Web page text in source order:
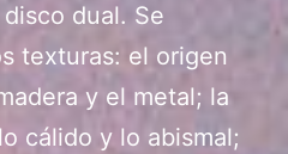
dual. Se
texturas: el origen
y el metal; la
cálido y lo abismal;